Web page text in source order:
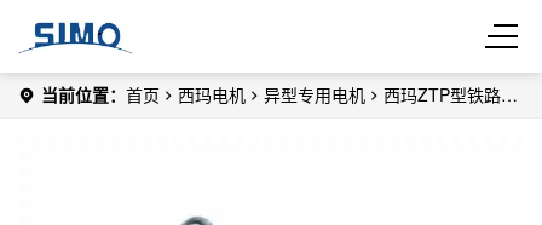
当前位置： 首页 西玛电机 异型专用电机
西玛ZTP型铁路机